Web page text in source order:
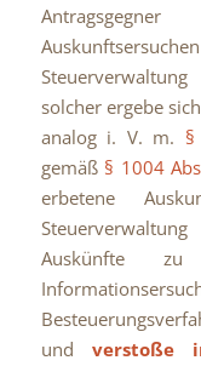
solcher ergebe
analog i. V. m.
gemäß § 1004
erbetene
Auskünfte
und verstoße